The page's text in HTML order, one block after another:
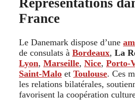
France
Le Danemark dispose d’une
de consulats à Bordeaux, La
Lyon, Marseille, Nice, Porto-
Saint-Malo et Toulouse. Ces
les relations bilatérales,
favorisent la coopération